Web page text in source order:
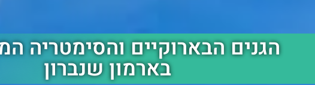
הגנים הבארוקיים והסימטריה
בארמון שנברון